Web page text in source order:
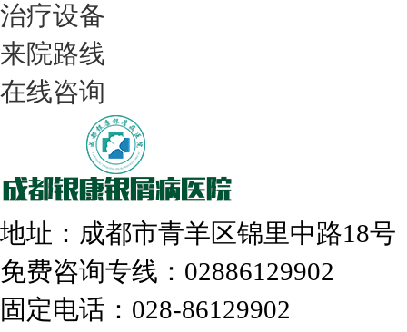
我们只治银屑病，我们在成都坐诊
308nm激光：银屑病治疗更高效
走进成都：满足您的治愈需求
治疗设备
来院路线
在线咨询
地址：成都市青羊区锦里中路18
免费咨询专线：02886129902
固定电话：028-86129902